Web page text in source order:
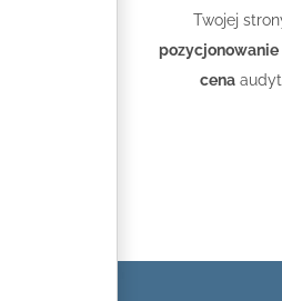
Twojej
pozycjonowanie
cena